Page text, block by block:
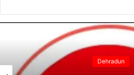
Dehradun